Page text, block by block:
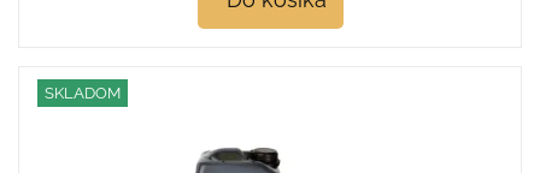
SKLADOM